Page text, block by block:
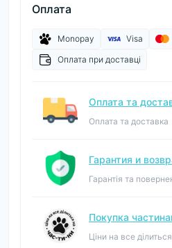
Оплата
Monopay Visa
Оплата при доставці
Оплата та
Оплата та доставка
Гарантия и
Гарантія та
Покупка
Ціни на все